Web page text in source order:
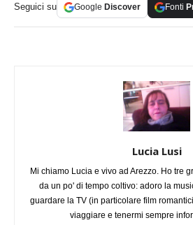
Seguici su Google Discover Fonti
Lucia Lusi
Mi chiamo Lucia e vivo ad Arezzo. Ho tre
da un po' di tempo coltivo: adoro la
guardare la TV (in particolare film
viaggiare e tenermi sempre